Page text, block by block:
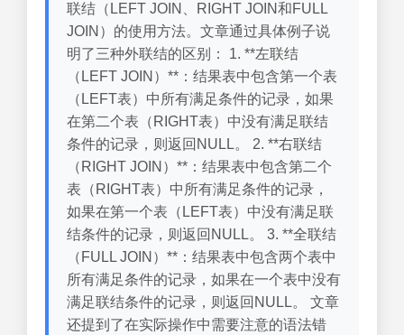
联结（LEFT JOIN、RIGHT JOIN和FULL
JOIN）的使用方法。文章通过具体例子说
明了三种外联结的区别： 1. **左联结
（LEFT JOIN）**：结果表中包含第一个表
（LEFT表）中所有满足条件的记录，如果
在第二个表（RIGHT表）中没有满足联结
条件的记录，则返回NULL。 2. **右联结
（RIGHT JOIN）**：结果表中包含第二个
表（RIGHT表）中所有满足条件的记录，
如果在第一个表（LEFT表）中没有满足联
结条件的记录，则返回NULL。 3. **全联结
（FULL JOIN）**：结果表中包含两个表中
所有满足条件的记录，如果在一个表中没有
满足联结条件的记录，则返回NULL。 文章
还提到了在实际操作中需要注意的语法错